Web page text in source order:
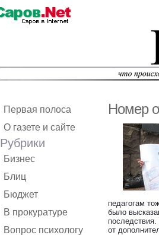
Первая полоса
О газете и сайте
Рубрики
Бизнес
Блиц
Бюджет
В прокуратуре
Вопрос психологу
Номер
педагогам
было
от